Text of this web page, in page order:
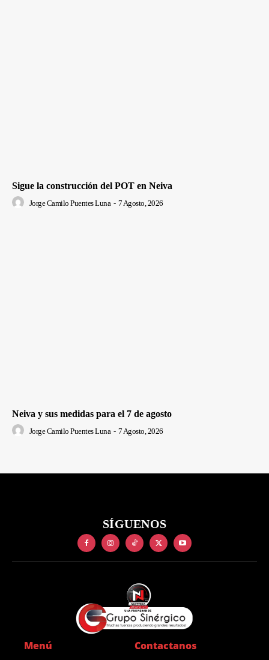
Sigue la construcción del POT en Neiva
Jorge Camilo Puentes Luna - 7 Agosto, 2026
Neiva y sus medidas para el 7 de agosto
Jorge Camilo Puentes Luna - 7 Agosto, 2026
SÍGUENOS
Menú Contactanos